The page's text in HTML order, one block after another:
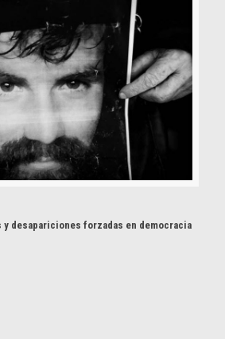
desapariciones forzadas en democracia